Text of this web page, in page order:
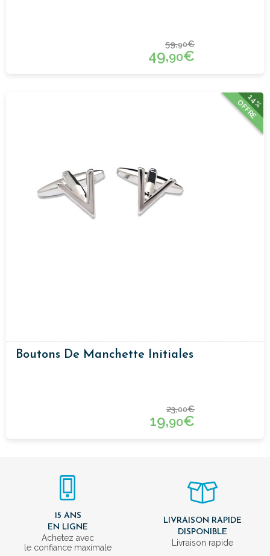
59,90€
49,90€
14%
OFFRE
Boutons De Manchette Initiales
23,00€
19,90€
15 ANS
EN LIGNE
Achetez avec
le confiance maximale
LIVRAISON RAPIDE
DISPONIBLE
Livraison rapide